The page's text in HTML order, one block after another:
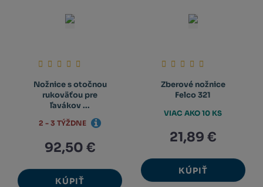
Nožnice s otočnou
rukoväťou pre
ľavákov ...
92,50 €
KÚPIŤ
2 - 3 TÝŽDNE
Zberové nožnice
Felco 321
21,89 €
KÚPIŤ
VIAC AKO 10 KS